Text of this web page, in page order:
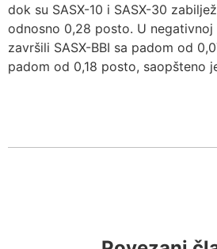
dok su SASX-10 i SASX-30
odnosno 0,28 posto. U
završili SASX-BBI sa padom od
padom od 0,18 posto, saopšteno